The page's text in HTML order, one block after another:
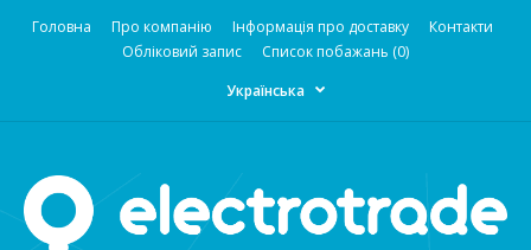
Головна Про компанію Інформація про доставку
Контакти
Обліковий запис
Список побажань (0)
Українська